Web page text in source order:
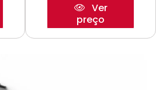
Ver
preço